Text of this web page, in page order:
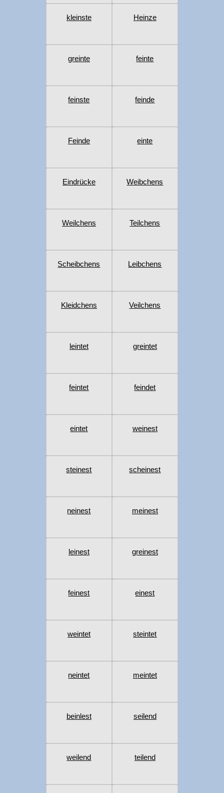
kleinste Heinze
greinte feinte
feinste feinde
Feinde einte
Eindrücke Weibchens
Weilchens Teilchens
Scheibchens Leibchens
Kleidchens Veilchens
leintet greintet
feintet feindet
eintet weinest
steinest scheinest
neinest meinest
leinest greinest
feinest einest
weintet steintet
neintet meintet
beinlest seilend
weilend teilend